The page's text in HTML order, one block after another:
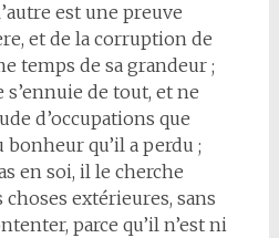
est une preuve
et de la corruption de
temps de sa grandeur ;
de tout, et ne
d’occupations que
bonheur qu’il a perdu ;
en soi, il le cherche
extérieures, sans
parce qu’il n’est ni